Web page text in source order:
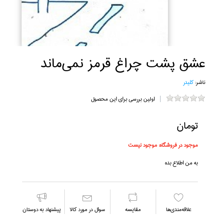
عشق پشت چراغ قرمز نمي‌ماند
ناشر:كليدر
اولین بررسی برای این محصول
تومان
موجود در فروشگاه:موجود نیست
به من اطلاع بده
علاقه‌مندي‌ها مقايسه سوال در مورد كالا پیشنهاد به دوستان